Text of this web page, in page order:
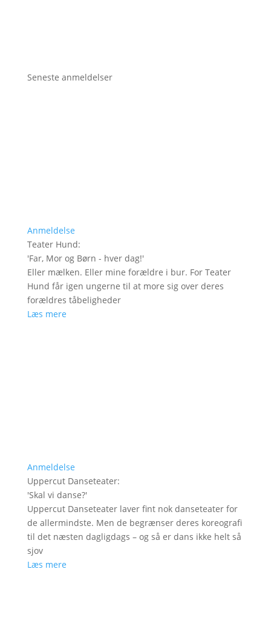
Seneste anmeldelser
Anmeldelse
Teater Hund:
'Far, Mor og Børn - hver dag!'
Eller mælken. Eller mine forældre i bur. For Teater
Hund får igen ungerne til at more sig over deres
forældres tåbeligheder
Læs mere
Anmeldelse
Uppercut Danseteater:
'Skal vi danse?'
Uppercut Danseteater laver fint nok danseteater for
de allermindste. Men de begrænser deres koreografi
til det næsten dagligdags – og så er dans ikke helt så
sjov
Læs mere